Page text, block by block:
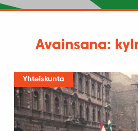
Avainsana:
Yhteiskunta